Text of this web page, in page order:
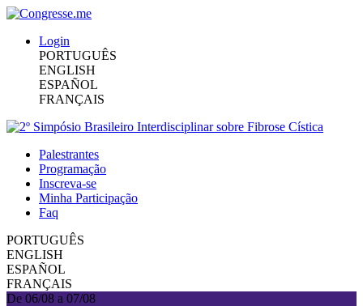
Login
PORTUGUÊS
ENGLISH
ESPAÑOL
FRANÇAIS
Palestrantes
Programação
Inscreva-se
Minha Participação
Faq
PORTUGUÊS
ENGLISH
ESPAÑOL
FRANÇAIS
De 06/08 a 07/08